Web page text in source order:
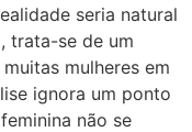
seria natural
trata-se de um
mulheres em
ignora um ponto
não se